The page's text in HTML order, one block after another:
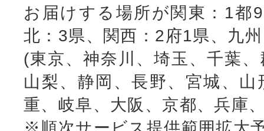
お届けする場所が関東：1都
北：3県、関西：2府1県、九
(東京、神奈川、埼玉、千葉
山梨、静岡、長野、宮城、
重、岐阜、大阪、京都、兵庫